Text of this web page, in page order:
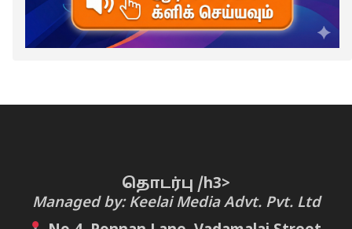
தொடர்பு /h3>
Managed by: Keelai Media Advt. Pvt. Ltd